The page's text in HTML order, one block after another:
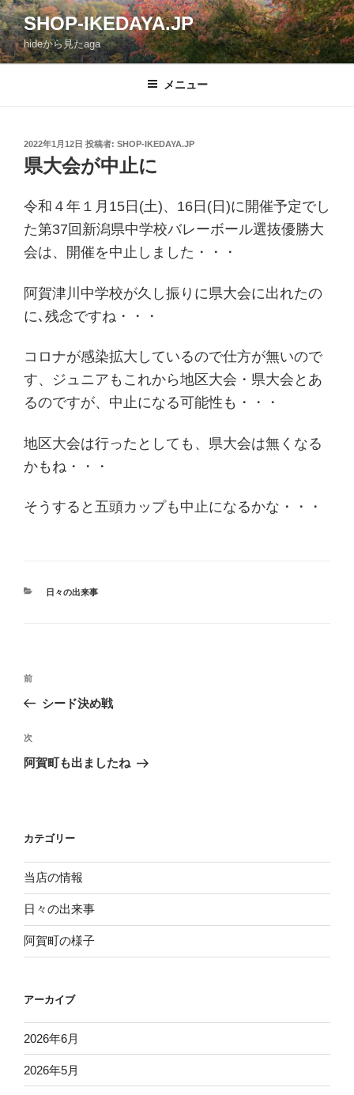
コ
ン
テ
ン
SHOP-IKEDAYA.JP
hideから見たaga
メニュー
投
稿
日:
2022年1月12日 投稿者: SHOP-IKEDAYA.JP
県大会が中止に
令和４年１月15日(土)、16日(日)に開催予定でし
た第37回新潟県中学校バレーボール選抜優勝大
会は、開催を中止しました・・・
阿賀津川中学校が久し振りに県大会に出れたの
に､ 残念ですね・・・
コロナが感染拡大しているので仕方が無いので
す、ジュニアもこれから地区大会・県大会とあ
るのですが、中止になる可能性も・・・
地区大会は行ったとしても、県大会は無くなる
かもね・・・
そうすると五頭カップも中止になるかな・・・
カ
日々の出来事
投
ビ
ゲ
ン
過
去
投
稿
前
シード決め戦
次
の
次
阿賀町も出ましたね
カテゴリー
当店の情報
日々の出来事
阿賀町の様子
アーカイブ
2026年6月
2026年5月